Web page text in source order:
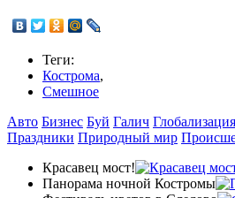
Теги:
Кострома,
Смешное
Авто Бизнес Буй Галич Глобализация
Праздники Природный мир
Красавец мост!
Панорама ночной Костромы